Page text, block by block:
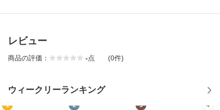
レビュー
商品の評価： -点 (0件)
ウィークリーランキング
1 2 3 4